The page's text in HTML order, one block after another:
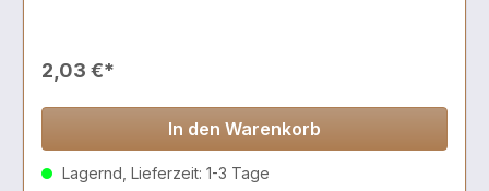
2,03 €*
In den Warenkorb
Lagernd, Lieferzeit: 1-3 Tage